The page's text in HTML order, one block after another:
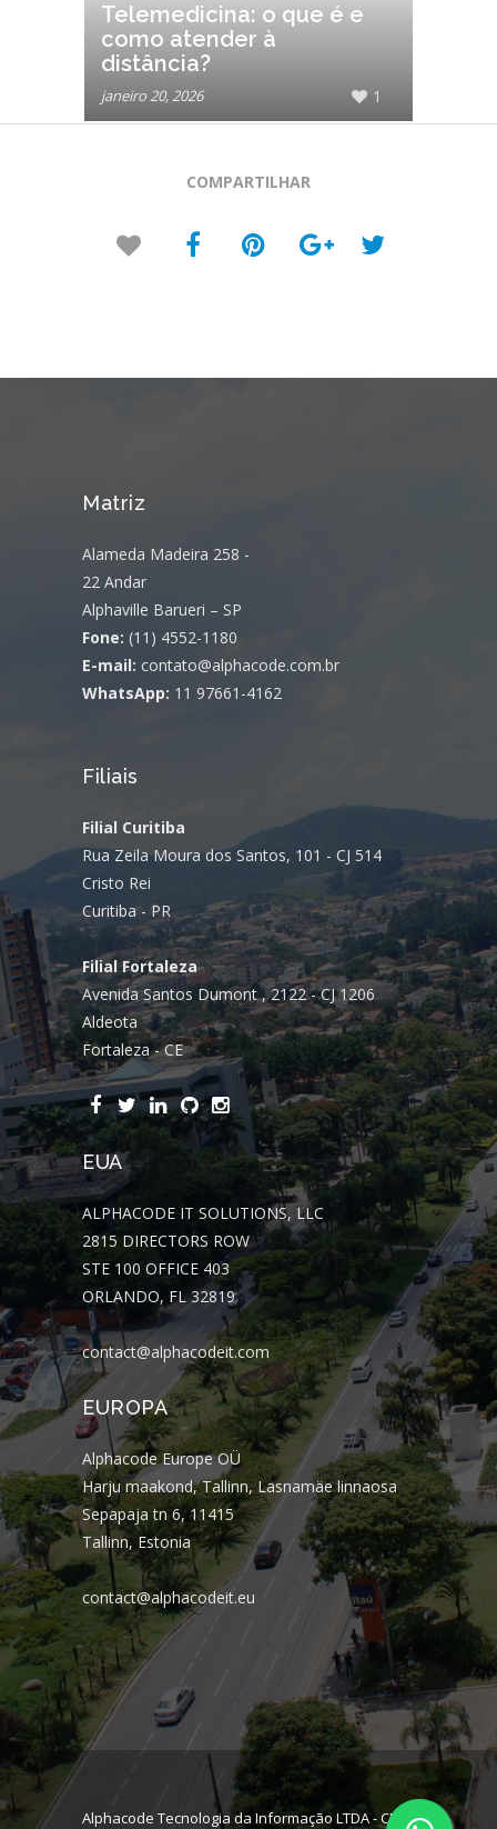
Telemedicina: o que é e
como atender à
distância?
janeiro 20, 2026 1
COMPARTILHAR
Matriz
Alameda Madeira 258 -
22 Andar
Alphaville Barueri – SP
Fone: (11) 4552-1180
E-mail: contato@alphacode.com.br
WhatsApp: 11 97661-4162
Filiais
Filial Curitiba
Rua Zeila Moura dos Santos, 101 - CJ 514
Cristo Rei
Curitiba - PR
Filial Fortaleza
Avenida Santos Dumont , 2122 - CJ 1206
Aldeota
Fortaleza - CE
EUA
ALPHACODE IT SOLUTIONS, LLC
2815 DIRECTORS ROW
STE 100 OFFICE 403
ORLANDO, FL 32819
contact@alphacodeit.com
EUROPA
Alphacode Europe OÜ
Harju maakond, Tallinn, Lasnamäe linnaosa
Sepapaja tn 6, 11415
Tallinn, Estonia
contact@alphacodeit.eu
Alphacode Tecnologia da Informação LTDA - CNPJ: